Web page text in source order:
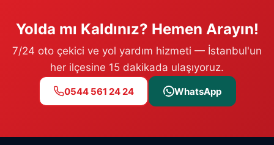
Yolda mı Kaldınız? Hemen Arayın!
7/24 oto çekici ve yol yardım hizmeti — İstanbul'un
her ilçesine 15 dakikada ulaşıyoruz.
0544 561 24 24 WhatsApp